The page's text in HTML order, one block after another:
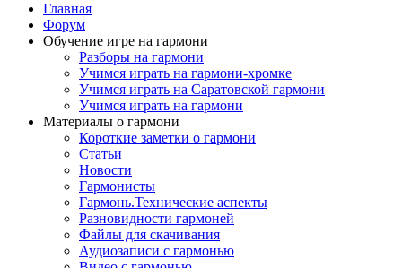
Главная
Форум
Обучение игре на гармони
Разборы на гармони
Учимся играть на гармони-хромке
Учимся играть на Саратовской гармони
Учимся играть на гармони
Материалы о гармони
Короткие заметки о гармони
Cтатьи
Новости
Гармонисты
Гармонь.Технические аспекты
Разновидности гармоней
Файлы для скачивания
Аудиозаписи с гармонью